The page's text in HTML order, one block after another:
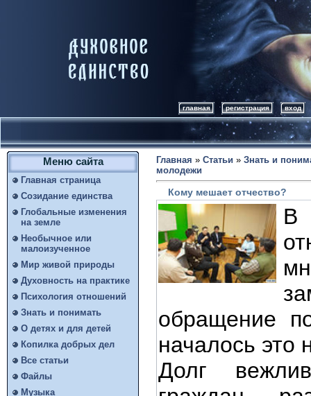
главная регистрация вход
Меню сайта
Главная страница
Созидание единства
Глобальные изменения
на земле
Необычное или
малоизученное
Мир живой природы
Духовность на практике
Психология отношений
Знать и понимать
О детях и для детей
Копилка добрых дел
Все статьи
Файлы
Музыка
Главная » Статьи » Знать и
молодежи
Кому мешает отчество?
В
обращение
началось это
Долг